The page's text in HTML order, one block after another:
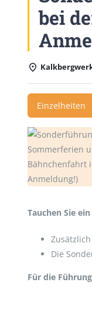
bei
Einzelheiten
Tauchen Sie
Die
Für die